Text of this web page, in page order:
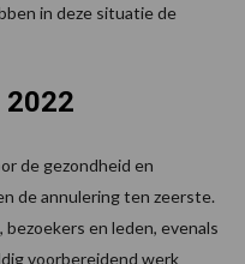
in deze situatie de
2022
de gezondheid en
de annulering ten zeerste.
en leden, evenals
voorbereidend werk